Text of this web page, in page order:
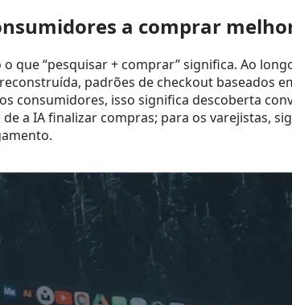
a comprar
“pesquisar + comprar” significa. Ao
padrões de checkout baseados
consumidores, isso significa descoberta
a IA finalizar compras; para os varejistas,